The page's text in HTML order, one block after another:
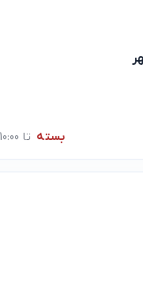
بسته تا 10:00